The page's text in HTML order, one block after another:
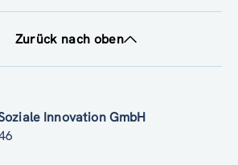
Zurück nach oben
Innovation GmbH